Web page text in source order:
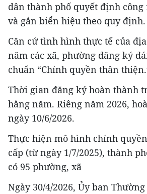
dân thành phố quyết định công
và gắn biển hiệu theo quy định.
Căn cứ tình hình thực tế của
năm các xã, phường đăng ký
chuẩn “Chính quyền thân
Thời gian đăng ký hoàn thành
hằng năm. Riêng năm 2026,
ngày 10/6/2026.
Thực hiện mô hình chính
cấp (từ ngày 1/7/2025), thành
có 95 phường, xã
Ngày 30/4/2026, Ủy ban